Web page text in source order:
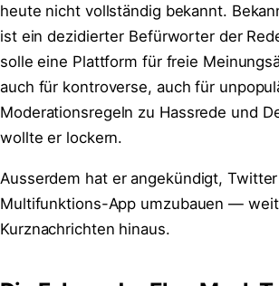
heute nicht vollständig bekannt.
ist ein dezidierter Befürworter der
solle eine Plattform für freie
auch für kontroverse, auch für
Moderationsregeln zu Hassrede und
wollte er lockern.
Ausserdem hat er angekündigt,
Multifunktions-App umzubauen —
Kurznachrichten hinaus.